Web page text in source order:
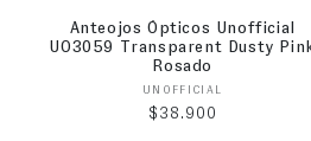
Anteojos Ópticos Unofficial
UO3059 Transparent Dusty
Rosado
Proveedor:
UNOFFICIAL
Precio habitual
$38.900